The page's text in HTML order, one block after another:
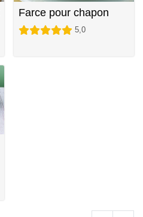
Farce pour chapon
5,0